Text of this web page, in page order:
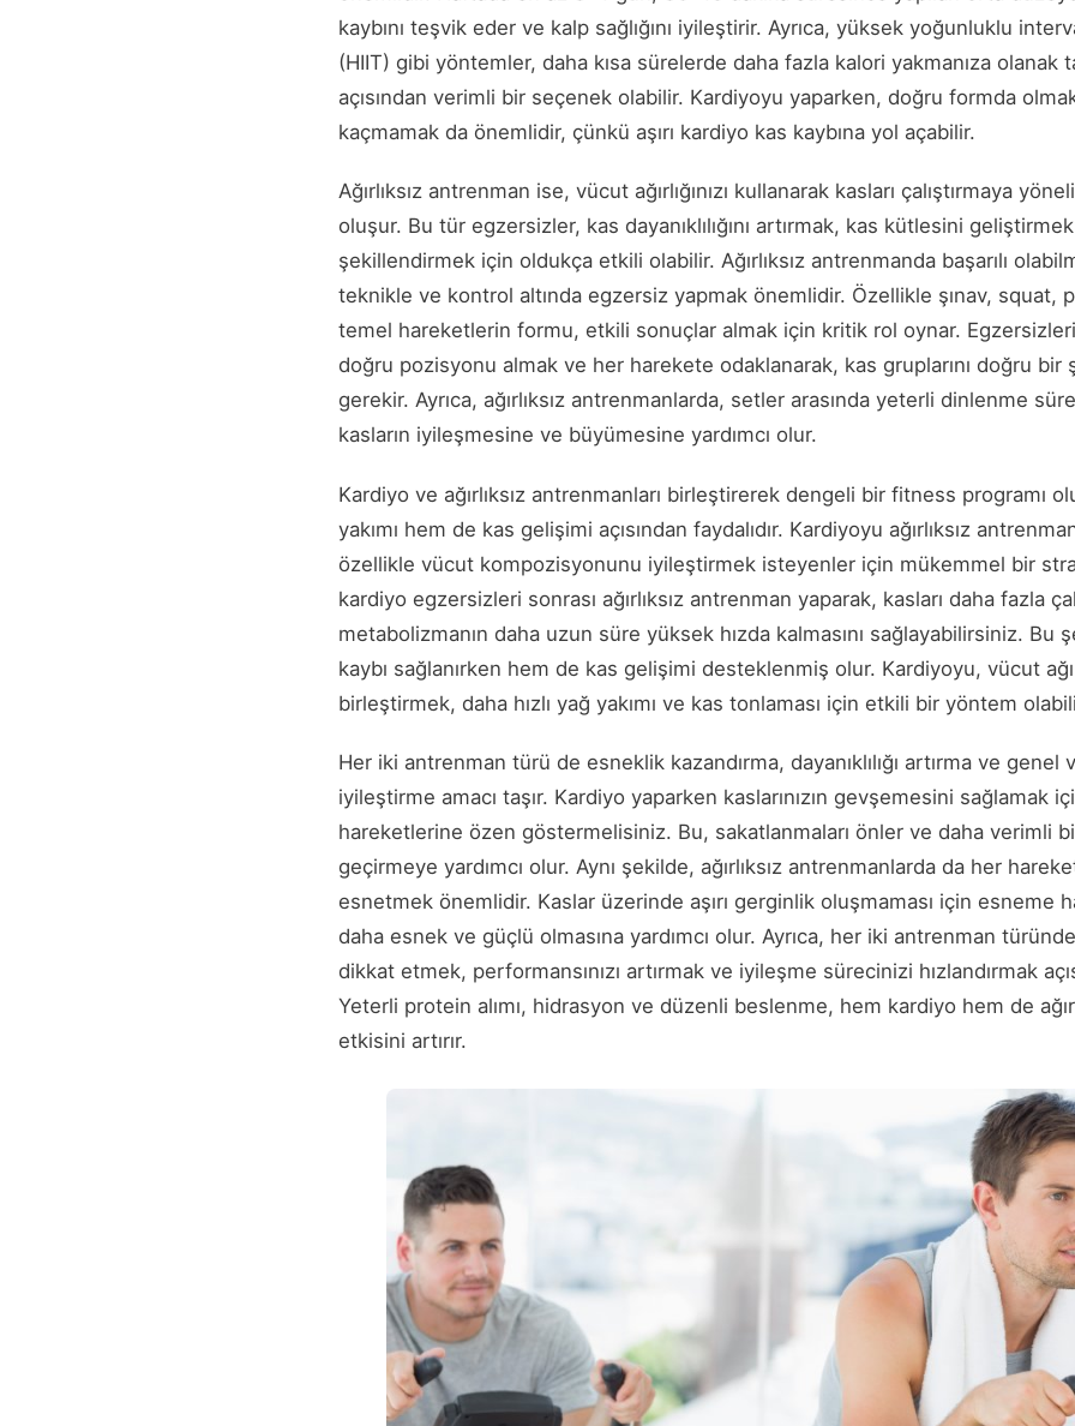
kaybını teşvik eder ve kalp sağlığını iyileştirir. Ayrıca, yüksek yoğunluklu
(HIIT) gibi yöntemler, daha kısa sürelerde daha fazla kalori yakmanıza olanak
açısından verimli bir seçenek olabilir. Kardiyoyu yaparken, doğru formda olmak
kaçmamak da önemlidir, çünkü aşırı kardiyo kas kaybına yol açabilir.
Ağırlıksız antrenman ise, vücut ağırlığınızı kullanarak kasları çalıştırmaya
oluşur. Bu tür egzersizler, kas dayanıklılığını artırmak, kas kütlesini
şekillendirmek için oldukça etkili olabilir. Ağırlıksız antrenmanda başarılı
teknikle ve kontrol altında egzersiz yapmak önemlidir. Özellikle şınav, squat,
temel hareketlerin formu, etkili sonuçlar almak için kritik rol oynar.
doğru pozisyonu almak ve her harekete odaklanarak, kas gruplarını doğru
gerekir. Ayrıca, ağırlıksız antrenmanlarda, setler arasında yeterli dinlenme
kasların iyileşmesine ve büyümesine yardımcı olur.
Kardiyo ve ağırlıksız antrenmanları birleştirerek dengeli bir fitness programı
yakımı hem de kas gelişimi açısından faydalıdır. Kardiyoyu ağırlıksız
özellikle vücut kompozisyonunu iyileştirmek isteyenler için mükemmel bir
kardiyo egzersizleri sonrası ağırlıksız antrenman yaparak, kasları daha fazla
metabolizmanın daha uzun süre yüksek hızda kalmasını sağlayabilirsiniz. Bu
kaybı sağlanırken hem de kas gelişimi desteklenmiş olur. Kardiyoyu, vücut
birleştirmek, daha hızlı yağ yakımı ve kas tonlaması için etkili bir yöntem
Her iki antrenman türü de esneklik kazandırma, dayanıklılığı artırma ve genel
iyileştirme amacı taşır. Kardiyo yaparken kaslarınızın gevşemesini sağlamak
hareketlerine özen göstermelisiniz. Bu, sakatlanmaları önler ve daha verimli
geçirmeye yardımcı olur. Aynı şekilde, ağırlıksız antrenmanlarda da her
esnetmek önemlidir. Kaslar üzerinde aşırı gerginlik oluşmaması için esneme
daha esnek ve güçlü olmasına yardımcı olur. Ayrıca, her iki antrenman
dikkat etmek, performansınızı artırmak ve iyileşme sürecinizi hızlandırmak
Yeterli protein alımı, hidrasyon ve düzenli beslenme, hem kardiyo hem de
etkisini artırır.